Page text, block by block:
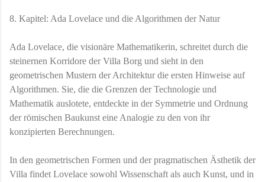
8. Kapitel: Ada Lovelace und die Algorithmen der Natur
Ada Lovelace, die visionäre Mathematikerin, schreitet durch die
steinernen Korridore der Villa Borg und sieht in den
geometrischen Mustern der Architektur die ersten Hinweise auf
Algorithmen. Sie, die die Grenzen der Technologie und
Mathematik auslotete, entdeckte in der Symmetrie und Ordnung
der römischen Baukunst eine Analogie zu den von ihr
konzipierten Berechnungen.
In den geometrischen Formen und der pragmatischen Ästhetik der
Villa findet Lovelace sowohl Wissenschaft als auch Kunst, und in